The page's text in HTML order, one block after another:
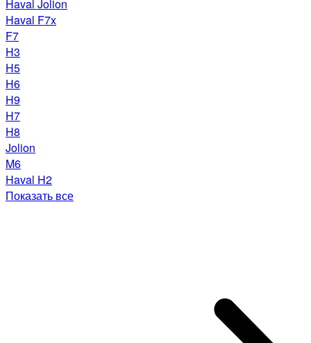
Haval Jolion
Haval F7x
F7
H3
H5
H6
H9
H7
H8
Jolion
M6
Haval H2
Показать все